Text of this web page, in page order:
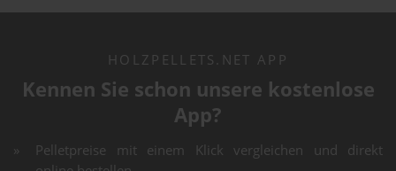
HOLZPELLETS.NET APP
Kennen Sie schon unsere kostenlose
App?
Pelletpreise mit einem Klick vergleichen und direkt